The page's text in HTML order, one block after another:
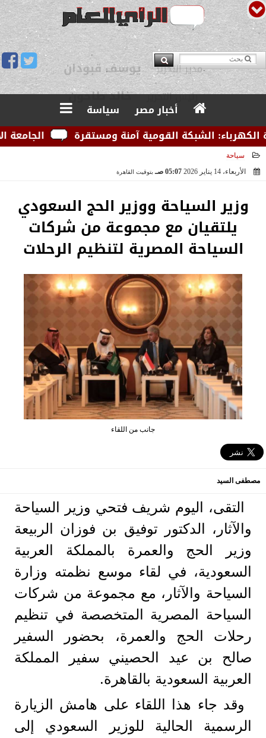
مدير التحرير يوسف قبودان
أخبار مصر
سياسة
الجامعة
الشبكة القومية آمنة ومستقرة
سياحة
الأربعاء، 14 يناير 2026
05:07 صـ بتوقيت القاهرة
وزير السياحة ووزير الحج السعودي
يلتقيان مع مجموعة من شركات
السياحة المصرية لتنظيم الرحلات
جانب من اللقاء
مصطفى السيد
التقى، اليوم شريف فتحي وزير السياحة
والآثار، الدكتور توفيق بن فوزان الربيعة
وزير الحج والعمرة بالمملكة العربية
السعودية، في لقاء موسع نظمته وزارة
السياحة والآثار، مع مجموعة من شركات
السياحة المصرية المتخصصة في تنظيم
رحلات الحج والعمرة، بحضور السفير
صالح بن عيد الحصيني سفير المملكة
العربية السعودية بالقاهرة.
وقد جاء هذا اللقاء على هامش الزيارة
الرسمية الحالية للوزير السعودي إلى